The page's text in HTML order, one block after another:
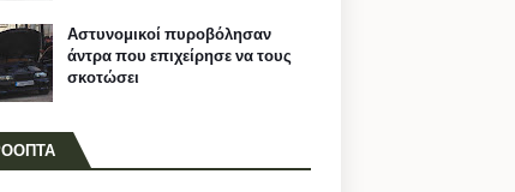
Αστυνομικοί πυροβόλησαν
άντρα που επιχείρησε να τους
σκοτώσει